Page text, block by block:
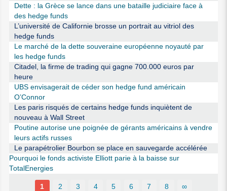
Dette : la Grèce se lance dans une bataille judiciaire face à
des hedge funds
L’université de Californie brosse un portrait au vitriol des
hedge funds
Le marché de la dette souveraine européenne noyauté par
les hedge funds
Citadel, la firme de trading qui gagne 700.000 euros par
heure
UBS envisagerait de céder son hedge fund américain
O’Connor
Les paris risqués de certains hedge funds inquiètent de
nouveau à Wall Street
Poutine autorise une poignée de gérants américains à vendre
leurs actifs russes
Le parapétrolier Bourbon se place en sauvegarde accélérée
Pourquoi le fonds activiste Elliott parie à la baisse sur
TotalEnergies
1 2 3 4 5 6 7 8 ∞